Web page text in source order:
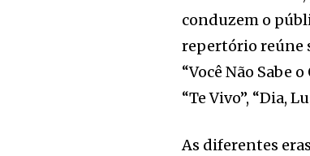
conduzem o
repertório reúne
“Você Não Sabe
“Te Vivo”, “Dia,
As diferentes